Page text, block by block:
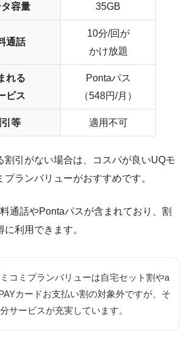
容量 35GB
通話
10分/回が
かけ放題
れる
ビス
Pontaパス
（548円/月）
等 適用不可
割引がない場合は、コスパが良いUQモ
ランバリューがおすすめです。
通話やPontaパスが含まれており、割
利用できます。
コミプランバリューは自宅セット割やa
カードお支払い割の対象外ですが、そ
サービスが充実しています。